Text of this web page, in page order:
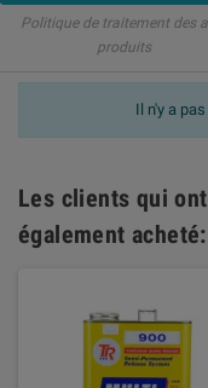
Politique de traitement des
produits
Il n'y a
Les clients qui
également acheté: